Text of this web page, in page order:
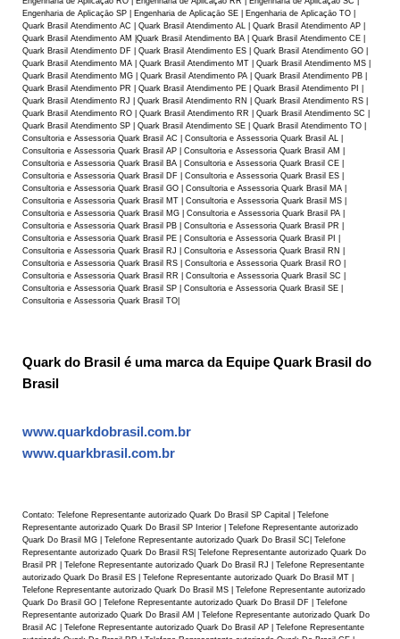
Engenharia de Aplicaçāo SP | Engenharia de Aplicaçāo SE | Engenharia de Aplicaçāo TO |
Quark Brasil Atendimento AC | Quark Brasil Atendimento AL | Quark Brasil Atendimento AP |
Quark Brasil Atendimento AM |Quark Brasil Atendimento BA | Quark Brasil Atendimento CE |
Quark Brasil Atendimento DF | Quark Brasil Atendimento ES | Quark Brasil Atendimento GO |
Quark Brasil Atendimento MA | Quark Brasil Atendimento MT | Quark Brasil Atendimento MS |
Quark Brasil Atendimento MG | Quark Brasil Atendimento PA | Quark Brasil Atendimento PB |
Quark Brasil Atendimento PR | Quark Brasil Atendimento PE | Quark Brasil Atendimento PI |
Quark Brasil Atendimento RJ | Quark Brasil Atendimento RN | Quark Brasil Atendimento RS |
Quark Brasil Atendimento RO | Quark Brasil Atendimento RR | Quark Brasil Atendimento SC |
Quark Brasil Atendimento SP | Quark Brasil Atendimento SE | Quark Brasil Atendimento TO |
Consultoria e Assessoria Quark Brasil AC | Consultoria e Assessoria Quark Brasil AL |
Consultoria e Assessoria Quark Brasil AP | Consultoria e Assessoria Quark Brasil AM |
Consultoria e Assessoria Quark Brasil BA | Consultoria e Assessoria Quark Brasil CE |
Consultoria e Assessoria Quark Brasil DF | Consultoria e Assessoria Quark Brasil ES |
Consultoria e Assessoria Quark Brasil GO | Consultoria e Assessoria Quark Brasil MA |
Consultoria e Assessoria Quark Brasil MT | Consultoria e Assessoria Quark Brasil MS |
Consultoria e Assessoria Quark Brasil MG | Consultoria e Assessoria Quark Brasil PA |
Consultoria e Assessoria Quark Brasil PB | Consultoria e Assessoria Quark Brasil PR |
Consultoria e Assessoria Quark Brasil PE | Consultoria e Assessoria Quark Brasil PI |
Consultoria e Assessoria Quark Brasil RJ | Consultoria e Assessoria Quark Brasil RN |
Consultoria e Assessoria Quark Brasil RS | Consultoria e Assessoria Quark Brasil RO |
Consultoria e Assessoria Quark Brasil RR | Consultoria e Assessoria Quark Brasil SC |
Consultoria e Assessoria Quark Brasil SP | Consultoria e Assessoria Quark Brasil SE |
Consultoria e Assessoria Quark Brasil TO|
Quark do Brasil é uma marca da Equipe Quark Brasil do
Brasil
www.quarkdobrasil.com.br
www.quarkbrasil.com.br
Contato: Telefone Representante autorizado Quark Do Brasil SP Capital | Telefone
Representante autorizado Quark Do Brasil SP Interior | Telefone Representante autorizado
Quark Do Brasil MG | Telefone Representante autorizado Quark Do Brasil SC| Telefone
Representante autorizado Quark Do Brasil RS| Telefone Representante autorizado Quark Do
Brasil PR | Telefone Representante autorizado Quark Do Brasil RJ | Telefone Representante
autorizado Quark Do Brasil ES | Telefone Representante autorizado Quark Do Brasil MT |
Telefone Representante autorizado Quark Do Brasil MS | Telefone Representante autorizado
Quark Do Brasil GO | Telefone Representante autorizado Quark Do Brasil DF | Telefone
Representante autorizado Quark Do Brasil AM | Telefone Representante autorizado Quark Do
Brasil AC | Telefone Representante autorizado Quark Do Brasil AP | Telefone Representante